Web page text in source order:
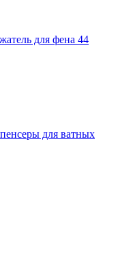
для фена 44
для ватных